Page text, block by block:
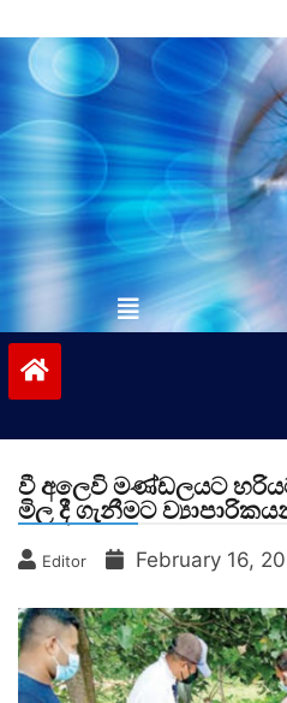
to
contentvinivida.lk
වී අලෙවි මණ්ඩලයට
මිල දී ගැනීමට
Editor February 16,